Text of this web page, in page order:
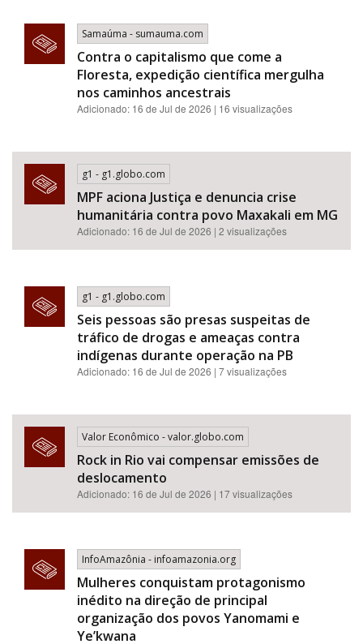
Samaúma - sumauma.com
Contra o capitalismo que come a
Floresta, expedição científica mergulha
nos caminhos ancestrais
Adicionado: 16 de Jul de 2026 | 16 visualizações
g1 - g1.globo.com
MPF aciona Justiça e denuncia crise
humanitária contra povo Maxakali em MG
Adicionado: 16 de Jul de 2026 | 2 visualizações
g1 - g1.globo.com
Seis pessoas são presas suspeitas de
tráfico de drogas e ameaças contra
indígenas durante operação na PB
Adicionado: 16 de Jul de 2026 | 7 visualizações
Valor Econômico - valor.globo.com
Rock in Rio vai compensar emissões de
deslocamento
Adicionado: 16 de Jul de 2026 | 17 visualizações
InfoAmazônia - infoamazonia.org
Mulheres conquistam protagonismo
inédito na direção de principal
organização dos povos Yanomami e
Ye’kwana